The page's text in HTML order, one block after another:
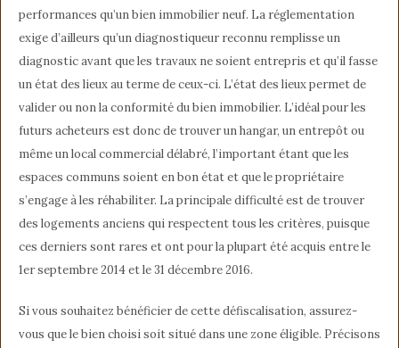
performances qu’un bien immobilier neuf. La réglementation
exige d’ailleurs qu’un diagnostiqueur reconnu remplisse un
diagnostic avant que les travaux ne soient entrepris et qu’il fasse
un état des lieux au terme de ceux-ci. L’état des lieux permet de
valider ou non la conformité du bien immobilier. L’idéal pour les
futurs acheteurs est donc de trouver un hangar, un entrepôt ou
même un local commercial délabré, l’important étant que les
espaces communs soient en bon état et que le propriétaire
s’engage à les réhabiliter. La principale difficulté est de trouver
des logements anciens qui respectent tous les critères, puisque
ces derniers sont rares et ont pour la plupart été acquis entre le
1er septembre 2014 et le 31 décembre 2016.
Si vous souhaitez bénéficier de cette défiscalisation, assurez-
vous que le bien choisi soit situé dans une zone éligible. Précisons